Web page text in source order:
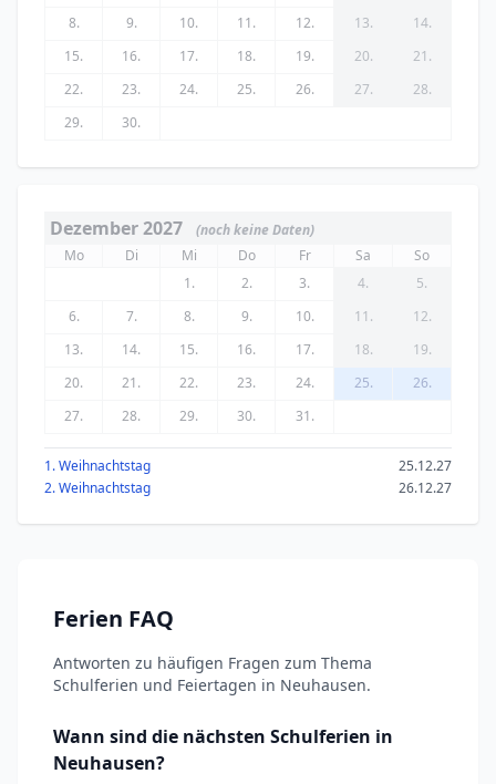
8.
9. 10. 11. 12. 13.
14.
15.
16. 17. 18. 19. 20.
21.
22.
23. 24. 25. 26. 27.
28.
29.
30.
Dezember 2027
(noch keine Daten)
Mo
Di Mi Do Fr Sa
So
1.
2. 3. 4.
5.
6.
7. 8. 9. 10. 11.
12.
13.
14. 15. 16. 17. 18.
19.
20.
21. 22. 23. 24. 25.
26.
27.
28. 29. 30. 31.
1. Weihnachtstag
25.12.27
2. Weihnachtstag
26.12.27
Ferien FAQ
Antworten zu häufigen Fragen zum Thema
Schulferien und Feiertagen in Neuhausen.
Wann sind die nächsten Schulferien in
Neuhausen?